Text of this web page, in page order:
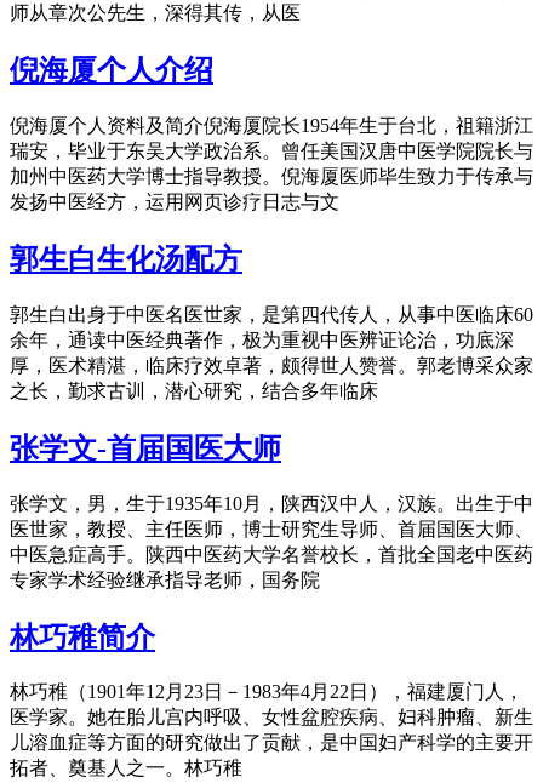
师从章次公先生，深得其传，从医
倪海厦个人介绍
倪海厦个人资料及简介倪海厦院长1954年生于台北，祖籍浙江
瑞安，毕业于东吴大学政治系。曾任美国汉唐中医学院院长与
加州中医药大学博士指导教授。倪海厦医师毕生致力于传承与
发扬中医经方，运用网页诊疗日志与文
郭生白生化汤配方
郭生白出身于中医名医世家，是第四代传人，从事中医临床60
余年，通读中医经典著作，极为重视中医辨证论治，功底深
厚，医术精湛，临床疗效卓著，颇得世人赞誉。郭老博采众家
之长，勤求古训，潜心研究，结合多年临床
张学文-首届国医大师
张学文，男，生于1935年10月，陕西汉中人，汉族。出生于中
医世家，教授、主任医师，博士研究生导师、首届国医大师、
中医急症高手。陕西中医药大学名誉校长，首批全国老中医药
专家学术经验继承指导老师，国务院
林巧稚简介
林巧稚（1901年12月23日－1983年4月22日），福建厦门人，
医学家。她在胎儿宫内呼吸、女性盆腔疾病、妇科肿瘤、新生
儿溶血症等方面的研究做出了贡献，是中国妇产科学的主要开
拓者、奠基人之一。林巧稚